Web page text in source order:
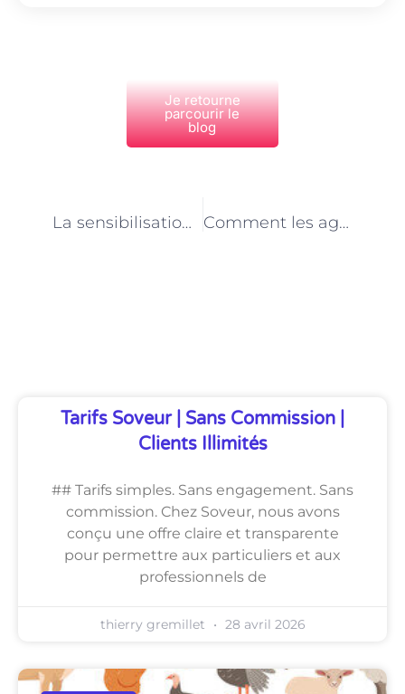
Je retourne
parcourir le
blog
La sensibilisation des citoyens par les agents environnementalistes parisiens : un enjeu majeur Comment les agents environnementalistes de Paris encouragent-ils la mobilité douce?
Tarifs Soveur | Sans Commission |
Clients Illimités
## Tarifs simples. Sans engagement. Sans
commission. Chez Soveur, nous avons
conçu une offre claire et transparente
pour permettre aux particuliers et aux
professionnels de
thierry gremillet 28 avril 2026